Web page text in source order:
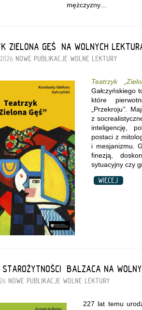
mężczyzny…
ZIELONA GĘŚ” NA WOLNYCH
NOWE PUBLIKACJE WOLNE LEKTURY
Teatrzyk
Gałczyńskiego
które
„Przekroju”.
z
inteligencję,
postaci z
i mesjanizmu.
finezją,
sytuacyjny czy
WIĘCEJ
STAROŻYTNOŚCI” BALZACA NA
NOWE PUBLIKACJE WOLNE LEKTURY
227 lat temu